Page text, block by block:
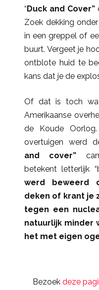
“Duck and Cover”
Zoek dekking
in een greppel of
buurt. Vergeet je
ontblote huid te
kans dat je de
Of dat is toch
Amerikaanse
de Koude
overtuigen werd
and cover”
betekent letterlijk
werd beweerd
deken of krant je
tegen een
natuurlijk minder
het met eigen
Bezoek deze